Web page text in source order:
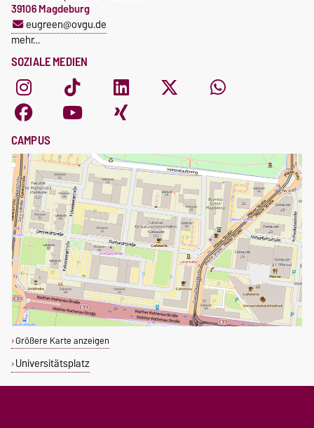
SOZIALE MEDIEN
39106 Magdeburg
eugreen@ovgu.de
mehr…
CAMPUS
Größere Karte anzeigen
Universitätsplatz